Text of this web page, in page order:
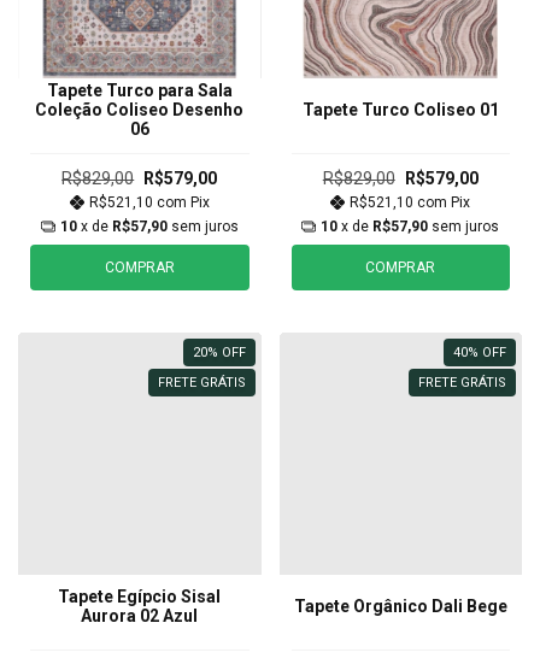
Tapete Turco para Sala
Coleção Coliseo Desenho
06
R$829,00 R$579,00
R$521,10 com Pix
10 x de R$57,90 sem juros
COMPRAR
Tapete Turco Coliseo 01
R$829,00 R$579,00
R$521,10com Pix
10 x de R$57,90 sem juros
COMPRAR
20% OFF
FRETE GRÁTIS
Tapete Egípcio Sisal
Aurora 02 Azul
40% OFF
FRETE GRÁTIS
Tapete Orgânico Dali Bege